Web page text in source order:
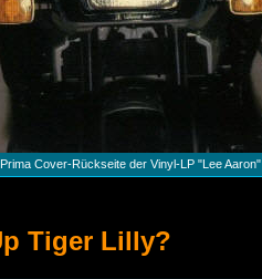
Prima Cover-Rückseite der Vinyl-LP "Lee Aaron"
Tiger Lilly?